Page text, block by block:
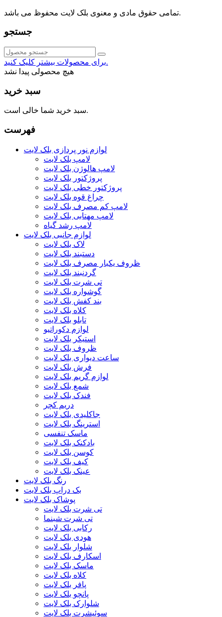
تمامی حقوق مادی و معنوی بلک لایت محفوظ می باشد.
جستجو
برای محصولات بیشتر کلیک کنید.
هیچ محصولی پیدا نشد
سبد خرید
سبد خرید شما خالی است.
فهرست
لوازم نور پردازی بلک لایت
لامپ بلک لایت
لامپ هالوژن بلک لایت
پروژکتور بلک لایت
پروژکتور خطی بلک لایت
چراغ قوه بلک لایت
لامپ کم مصرف بلک لایت
لامپ مهتابی بلک لایت
لامپ رشد گیاه
لوازم جانبی بلک لایت
لاک بلک لایت
دستبند بلک لایت
ظروف یکبار مصرف بلک لایت
گردنبند بلک لایت
تی شرت بلک لایت
گوشواره بلک لایت
بند کفش بلک لایت
کلاه بلک لایت
تابلو بلک لایت
لوازم دکوراتیو
استیکر بلک لایت
ظروف بلک لایت
ساعت دیواری بلک لایت
فرش بلک لایت
لوازم گریم بلک لایت
شمع بلک لایت
فندک بلک لایت
دریم کچر
جاکلیدی بلک لایت
استرینگ بلک لایت
ماسک تنفسی
بادکنک بلک لایت
کوسن بلک لایت
کیف بلک لایت
عینک بلک لایت
رنگ بلک لایت
بک دراپ بلک لایت
پوشاک بلک لایت
تی شرت بلک لایت
تی شرت شبنما
رکابی بلک لایت
هودی بلک لایت
شلوار بلک لایت
اسکارف بلک لایت
ماسک بلک لایت
کلاه بلک لایت
پافر بلک لایت
پانچو بلک لایت
شلوارک بلک لایت
سوئیشرت بلک لایت